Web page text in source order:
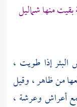
منها شماليل
البئر إذا طويت ،
من ظاهر ، وقيل
أعراش وعرشة ،